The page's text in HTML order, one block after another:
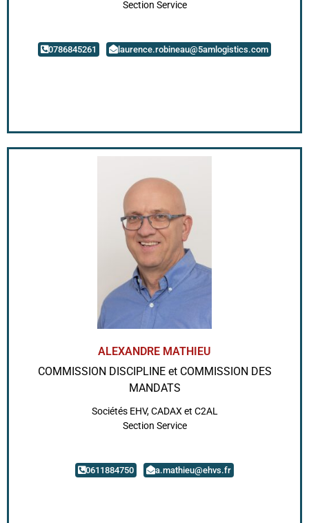
Section Service
0786845261 laurence.robineau@5amlogistics.com
ALEXANDRE MATHIEU
COMMISSION DISCIPLINE et COMMISSION DES
MANDATS
Sociétés EHV, CADAX et C2AL
Section Service
0611884750 a.mathieu@ehvs.fr